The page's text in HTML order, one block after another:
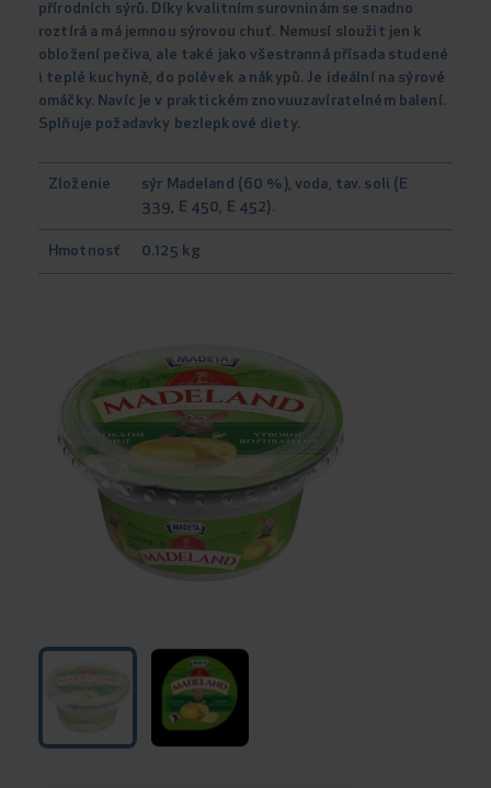
přírodních sýrů. Díky kvalitním surovninám se snadno
roztírá a má jemnou sýrovou chuť. Nemusí sloužit jen k
obložení pečiva, ale také jako všestranná přísada studené
i teplé kuchyně, do polévek a nákypů. Je ideální na sýrové
omáčky. Navíc je v praktickém znovuuzavíratelném balení.
Splňuje požadavky bezlepkové diety.
Zloženie
sýr Madeland (60 %), voda, tav. soli (E
339, E 450, E 452).
Hmotnosť 0.125 kg